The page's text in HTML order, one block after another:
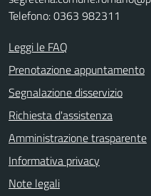
Telefono: 0363 982311
Leggi le FAQ
Prenotazione appuntamento
Segnalazione disservizio
Richiesta d'assistenza
Amministrazione trasparente
Informativa privacy
Note legali